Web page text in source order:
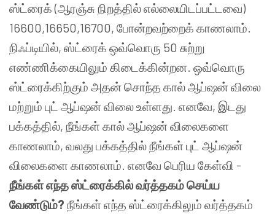
ஸ்ட்ரைக் (ஆரஞ்சு நிறத்தில் எல்லையிடப்பட்டவை)
16600,16650,16700, போன்றவற்றைக் காணலாம்.
நிஃப்டியில், ஸ்ட்ரைக் ஒவ்வொரு 50 சுற்று
எண்ணிக்கையிலும் கிடைக்கின்றன. ஒவ்வொரு
ஸ்ட்ரைக்கிற்கும் அதன் சொந்த கால் ஆப்ஷன் விலை
மற்றும் புட் ஆப்ஷன் விலை உள்ளது. எனவே, இடது
பக்கத்தில், நீங்கள் கால் ஆப்ஷன் விலைகளை
காணலாம், வலது பக்கத்தில் நீங்கள் புட் ஆப்ஷன்
விலைகளை காணலாம். எனவே பெரிய கேள்வி -
நீங்கள் எந்த ஸ்ட்ரைக்கில் வர்த்தகம் செய்ய
வேண்டும்? நீங்கள் எந்த ஸ்ட்ரைக்கிலும் வர்த்தகம்